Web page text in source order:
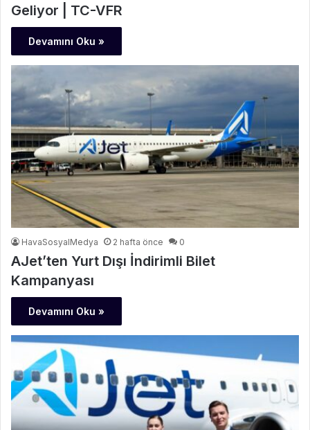
Geliyor | TC-VFR
Devamını Oku »
HavaSosyalMedya 2 hafta önce 0
AJet’ten Yurt Dışı İndirimli Bilet
Kampanyası
Devamını Oku »